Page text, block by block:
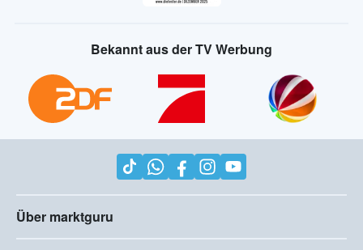
Bekannt aus der TV Werbung
Über marktguru